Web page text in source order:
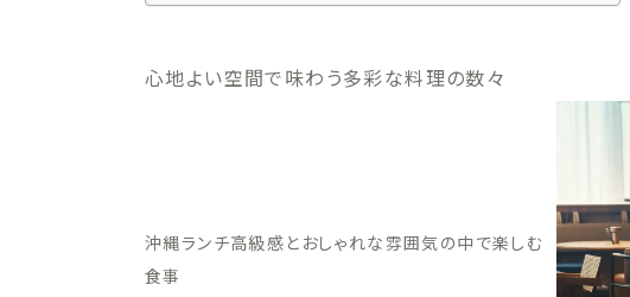
心地よい空間で味わう多彩な料理の数々
沖縄ランチ高級感とおしゃれな雰囲気の中で楽しむ
食事